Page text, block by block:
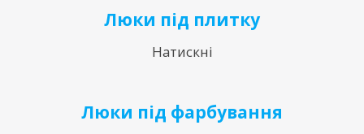
Люки під плитку
Натискні
Люки під фарбування